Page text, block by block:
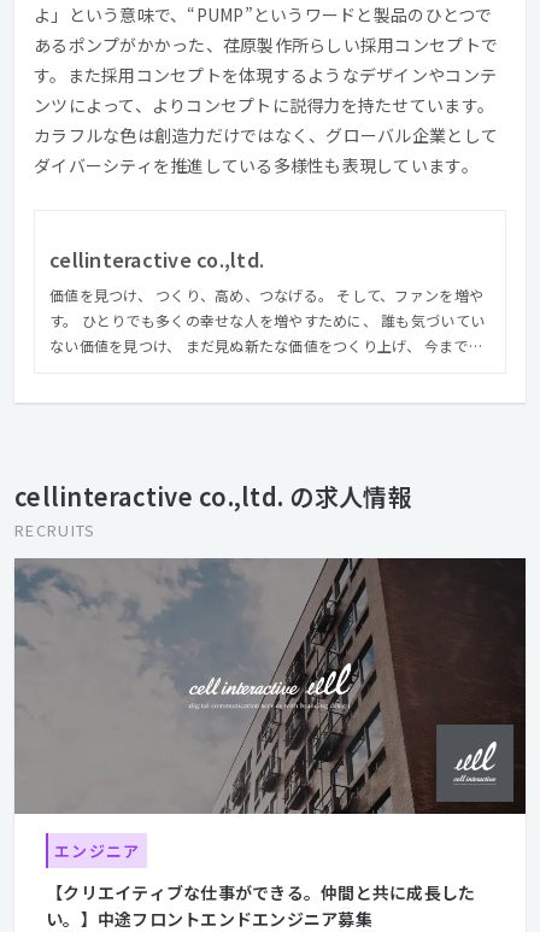
よ」という意味で、“PUMP”というワードと製品のひとつで
あるポンプがかかった、荏原製作所らしい採用コンセプトで
す。また採用コンセプトを体現するようなデザインやコンテ
ンツによって、よりコンセプトに説得力を持たせています。
カラフルな色は創造力だけではなく、グローバル企業として
ダイバーシティを推進している多様性も表現しています。
cellinteractive co.,ltd.
価値を見つけ、 つくり、高め、つなげる。 そして、ファンを増や
す。 ひとりでも多くの幸せな人を増やすために、 誰も気づいてい
ない価値を見つけ、 まだ見ぬ新たな価値をつくり上げ、 今までの
cellinteractive co.,ltd. の求人情報
RECRUITS
エンジニア
【クリエイティブな仕事ができる。仲間と共に成長した
い。】中途フロントエンドエンジニア募集